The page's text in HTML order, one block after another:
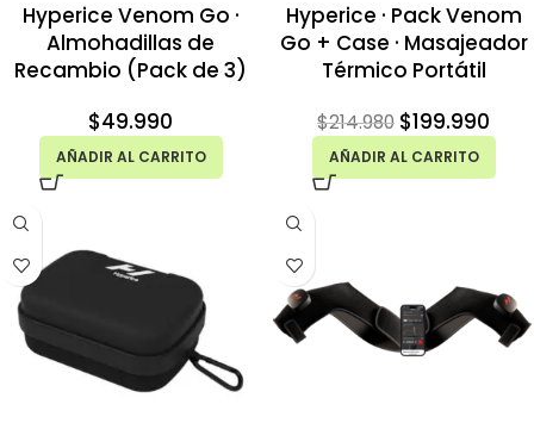
Hyperice Venom Go ·
Almohadillas de
Recambio (Pack de 3)
$49.990
AÑADIR AL CARRITO
Hyperice · Pack Venom
Go + Case · Masajeador
Térmico Portátil
$214.980 $199.990
AÑADIR AL CARRITO